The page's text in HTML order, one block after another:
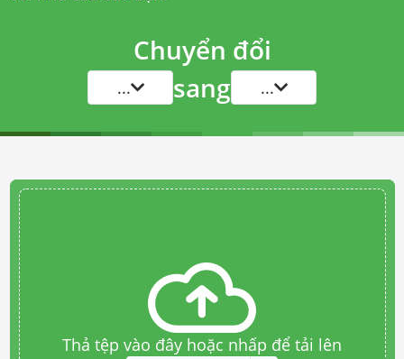
Chuyển đổi
... sang ...
Thả tệp vào đây hoặc nhấp để tải lên